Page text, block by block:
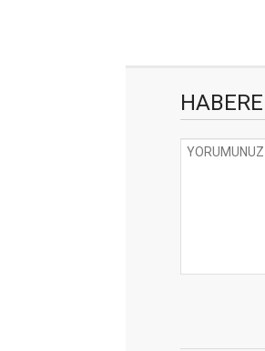
HABERE